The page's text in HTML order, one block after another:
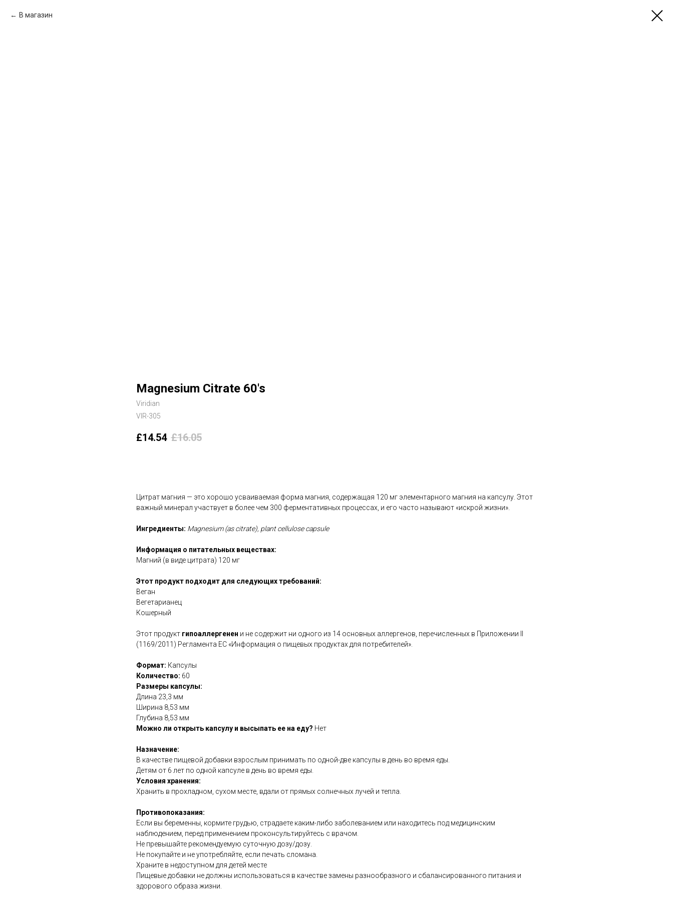
В магазин
Magnesium Citrate 60's
Viridian
VIR-305
£14.54 £16.05
Цитрат магния — это хорошо усваиваемая форма магния, содержащая 120 мг элементарного магния на капсулу. Этот
важный минерал участвует в более чем 300 ферментативных процессах, и его часто называют «искрой жизни».
Ингредиенты: Magnesium (as citrate), plant cellulose capsule
Информация о питательных веществах:
Магний (в виде цитрата) 120 мг
Этот продукт подходит для следующих требований:
Веган
Вегетарианец
Кошерный
Этот продукт гипоаллергенен и не содержит ни одного из 14 основных аллергенов, перечисленных в Приложении II
(1169/2011) Регламента ЕС «Информация о пищевых продуктах для потребителей».
Формат: Капсулы
Количество: 60
Размеры капсулы:
Длина 23,3 мм
Ширина 8,53 мм
Глубина 8,53 мм
Можно ли открыть капсулу и высыпать ее на еду? Нет
Назначение:
В качестве пищевой добавки взрослым принимать по одной-две капсулы в день во время еды.
Детям от 6 лет по одной капсуле в день во время еды.
Условия хранения:
Хранить в прохладном, сухом месте, вдали от прямых солнечных лучей и тепла.
Противопоказания:
Если вы беременны, кормите грудью, страдаете каким-либо заболеванием или находитесь под медицинским
наблюдением, перед применением проконсультируйтесь с врачом.
Не превышайте рекомендуемую суточную дозу/дозу.
Не покупайте и не употребляйте, если печать сломана.
Храните в недоступном для детей месте
Пищевые добавки не должны использоваться в качестве замены разнообразного и сбалансированного питания и
здорового образа жизни.